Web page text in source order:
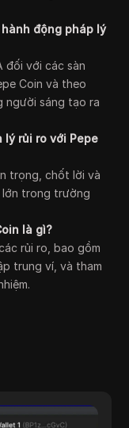
động pháp lý
đối với các sàn
Coin và theo
người sáng tạo ra
lý rủi ro với Pepe
trọng, chốt lời và
trong trường
là gì?
rủi ro, bao gồm
trung ví, và tham